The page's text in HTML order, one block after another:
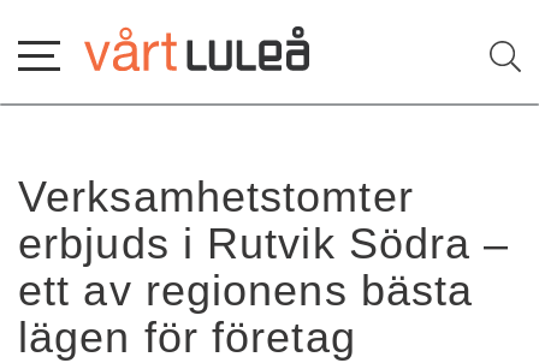
innehåll
Verksamhetstomter
erbjuds i Rutvik Södra –
ett av regionens bästa
lägen för företag